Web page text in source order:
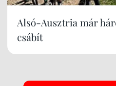
Alsó-Ausztria már
csábít